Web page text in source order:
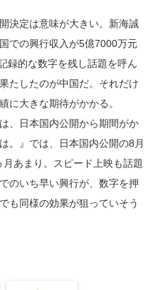
決定は意味が大きい。新海誠
での興行収入が5億7000万元
録的な数字を残し話題を呼ん
たしたのが中国だ。それだけ
に大きな期待がかかる。
、日本国内公開から期間がか
。』では、日本国内公開の8月
あまり。スピード上映も話題
のいち早い興行が、数字を押
も同様の効果が狙っていそう